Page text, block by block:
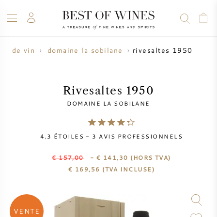
VIN
NOUVEAUTÉS
PRODUCTEUR DE VIN
PRÉVENTE
CHAMPAGNE
BOLLINGER
WHISKY
RHUM
SPIRITUEUX
VENTE
VENTE DE WHISKY
BLOG
À PROPOS
de vin domaine la sobilane rivesaltes 1950
Rivesaltes 1950
DOMAINE LA SOBILANE
4.3 ÉTOILES - 3 AVIS PROFESSIONNELS
€ 157,00- € 141,30 (HORS TVA)
€ 169,56 (TVA INCLUSE)
VENTE